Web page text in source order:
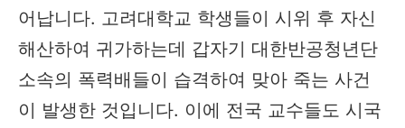
어납니다. 고려대학교 학생들이 시위 후 자신
해산하여 귀가하는데 갑자기 대한반공청년단
소속의 폭력배들이 습격하여 맞아 죽는 사건
이 발생한 것입니다. 이에 전국 교수들도 시국